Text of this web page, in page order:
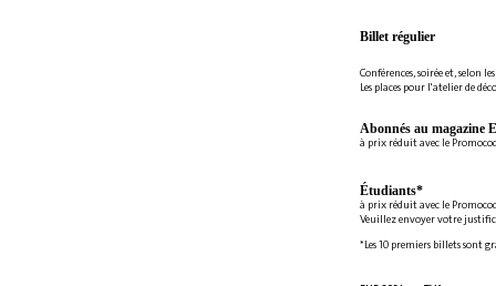
Billet régulier
Conférences, soirée et, selon
Les places pour l'atelier de
Abonnés au magazine
à prix réduit avec le
Étudiants*
à prix réduit avec le
Veuillez envoyer votre
*Les 10 premiers billets sont